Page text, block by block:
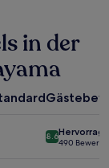
in der
8.6
490